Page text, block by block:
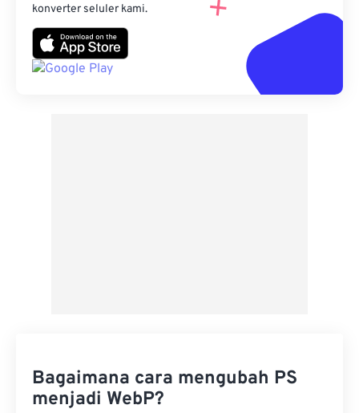
konverter seluler kami.
Bagaimana cara mengubah PS
menjadi WebP?